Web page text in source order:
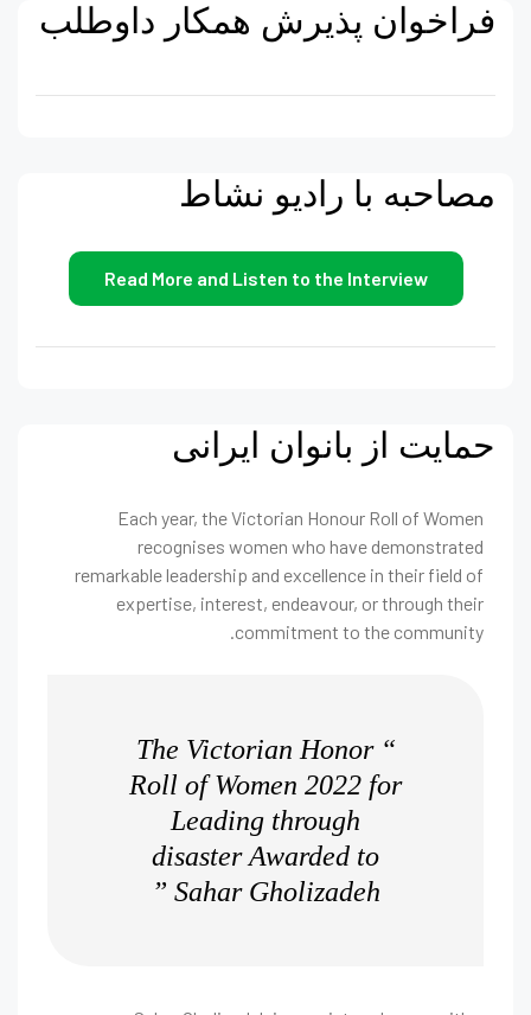
فراخوان پذیرش همکار داوطلب
مصاحبه با رادیو نشاط
Read More and Listen to the Interview
حمایت از بانوان ایرانی
Each year, the Victorian Honour Roll of Women
recognises women who have demonstrated
remarkable leadership and excellence in their field of
expertise, interest, endeavour, or through their
commitment to the community.
“ The Victorian Honor
Roll of Women 2022 for
Leading through
disaster Awarded to
Sahar Gholizadeh ”